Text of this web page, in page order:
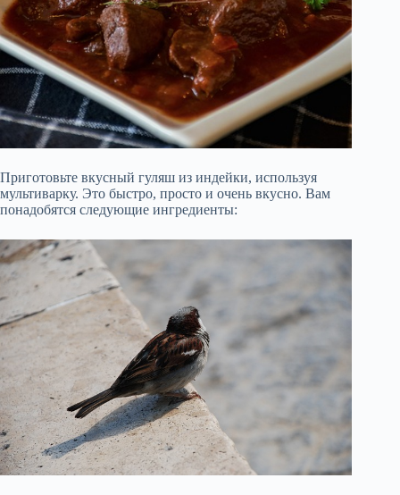
Приготовьте вкусный гуляш из индейки, используя
мультиварку. Это быстро, просто и очень вкусно. Вам
понадобятся следующие ингредиенты: